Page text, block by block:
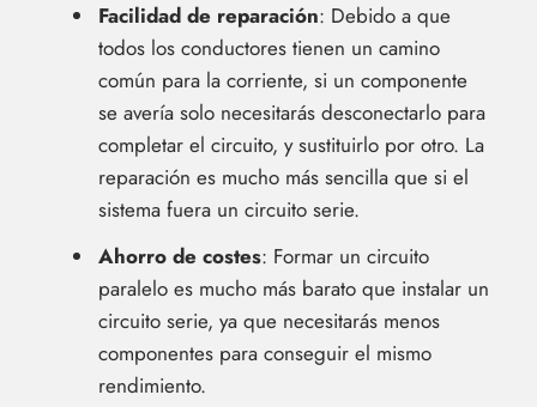
Facilidad de reparación: Debido a que
todos los conductores tienen un camino
común para la corriente, si un componente
se avería solo necesitarás desconectarlo para
completar el circuito, y sustituirlo por otro. La
reparación es mucho más sencilla que si el
sistema fuera un circuito serie.
Ahorro de costes: Formar un circuito
paralelo es mucho más barato que instalar un
circuito serie, ya que necesitarás menos
componentes para conseguir el mismo
rendimiento.